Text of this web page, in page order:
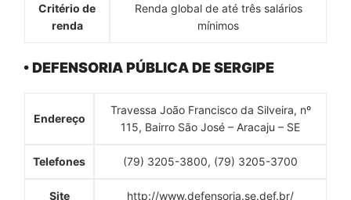
Critério de
renda
Renda global de até três salários
mínimos
• DEFENSORIA PÚBLICA DE SERGIPE
Endereço
Travessa João Francisco da Silveira, nº
115, Bairro São José – Aracaju – SE
Telefones (79) 3205-3800, (79) 3205-3700
Site http://www.defensoria.se.def.br/